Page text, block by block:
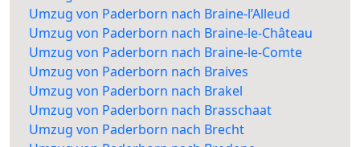
Umzug von Paderborn nach Braine-l’Alleud
Umzug von Paderborn nach Braine-le-Château
Umzug von Paderborn nach Braine-le-Comte
Umzug von Paderborn nach Braives
Umzug von Paderborn nach Brakel
Umzug von Paderborn nach Brasschaat
Umzug von Paderborn nach Brecht